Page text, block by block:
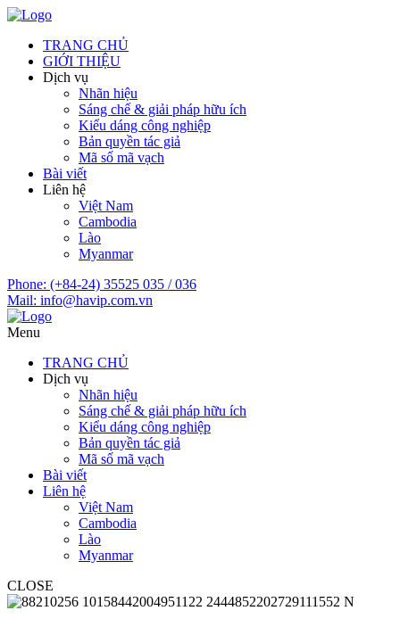
TRANG CHỦ
GIỚI THIỆU
Dịch vụ
Nhãn hiệu
Sáng chế & giải pháp hữu ích
Kiểu dáng công nghiệp
Bản quyền tác giả
Mã số mã vạch
Bài viết
Liên hệ
Việt Nam
Cambodia
Lào
Myanmar
Phone: (+84-24) 35525 035 / 036
Mail: info@havip.com.vn
Menu
TRANG CHỦ
Dịch vụ
Nhãn hiệu
Sáng chế & giải pháp hữu ích
Kiểu dáng công nghiệp
Bản quyền tác giả
Mã số mã vạch
Bài viết
Liên hệ
Việt Nam
Cambodia
Lào
Myanmar
CLOSE